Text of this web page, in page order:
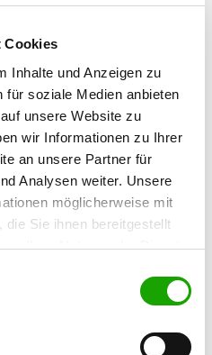
Cookies
Inhalte und Anzeigen zu
für soziale Medien anbieten
unsere Website zu
wir Informationen zu Ihrer
an unsere Partner für
Analysen weiter. Unsere
möglicherweise mit
Sie ihnen bereitgestellt
Ihrer Nutzung der Dienste
weiterhin nutzen.
e.V.